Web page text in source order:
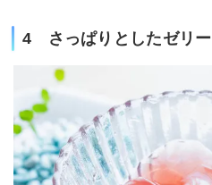
4 さっぱりとしたゼリー